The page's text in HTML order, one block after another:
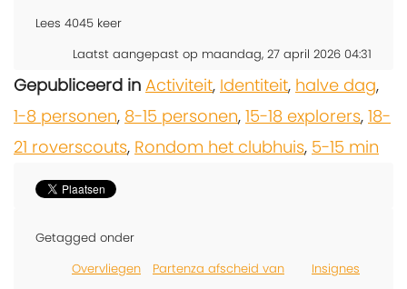
Lees 4045 keer
Laatst aangepast op maandag, 27 april 2026 04:31
Gepubliceerd in Activiteit, Identiteit, halve dag,
1-8 personen, 8-15 personen, 15-18 explorers, 18-
21 roverscouts, Rondom het clubhuis, 5-15 min
Getagged onder
Overvliegen
Partenza afscheid van
Insignes